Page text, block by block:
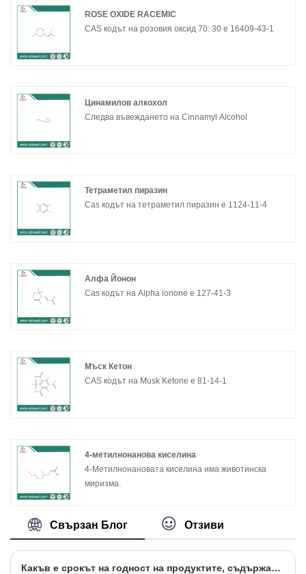
ROSE OXIDE RACEMIC
CAS кодът на розовия оксид 70: 30 е 16409-43-1
Цинамилов алкохол
Следва въвеждането на Cinnamyl Alcohol
Тетраметил пиразин
Cas кодът на тетраметил пиразин е 1124-11-4
Алфа Йонон
Cas кодът на Alpha ionone е 127-41-3
Мъск Кетон
CAS кодът на Musk Ketone е 81-14-1
4-метилнонанова киселина
4-Метилнонановата киселина има животинска
миризма.
Свързан Блог Отзиви
Какъв е срокът на годност на продуктите, съдържащи 3-хептанон?